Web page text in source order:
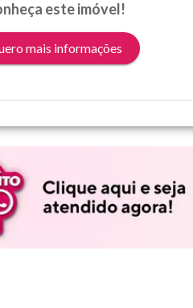
este imóvel!
mais informações